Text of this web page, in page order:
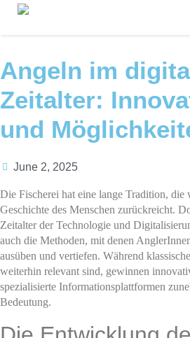
Angeln im
Zeitalter:
und
June 2, 2025
Die Fischerei hat eine lange Tradition, die
Geschichte des Menschen zurückreicht.
Zeitalter der Technologie und
auch die Methoden, mit denen
ausüben und vertiefen. Während
weiterhin relevant sind, gewinnen
spezialisierte Informationsplattformen
Bedeutung.